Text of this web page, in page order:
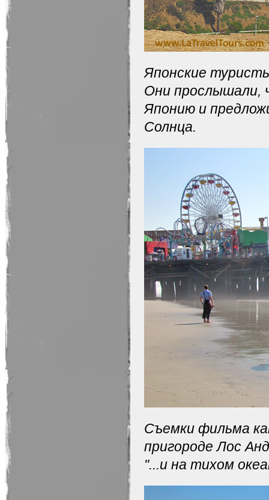
Японские
Они прослышали,
Японию и
Солнца.
Съемки фильма
пригороде Лос
"...и на тихом